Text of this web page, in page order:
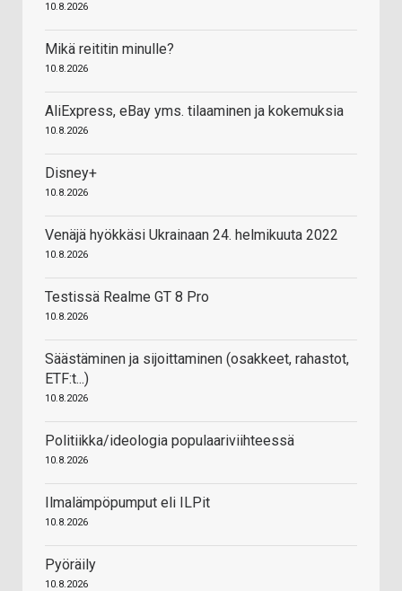
10.8.2026
Mikä reititin minulle?
10.8.2026
AliExpress, eBay yms. tilaaminen ja kokemuksia
10.8.2026
Disney+
10.8.2026
Venäjä hyökkäsi Ukrainaan 24. helmikuuta 2022
10.8.2026
Testissä Realme GT 8 Pro
10.8.2026
Säästäminen ja sijoittaminen (osakkeet, rahastot,
ETF:t...)
10.8.2026
Politiikka/ideologia populaariviihteessä
10.8.2026
Ilmalämpöpumput eli ILPit
10.8.2026
Pyöräily
10.8.2026